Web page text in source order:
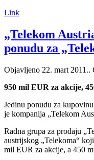
Link
„Telekom
ponudu za
Objavljeno 22. mart 2011..
950 mil EUR za akcije,
Jedinu ponudu za
je kompanija „Telekom
Radna grupa za prodaju
austrijskog „Telekoma“
mil EUR za akcije, a 450